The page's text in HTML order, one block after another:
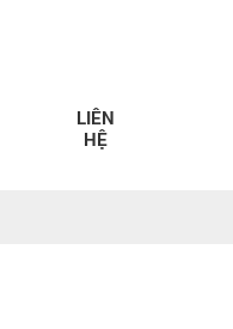
LIÊN
HỆ